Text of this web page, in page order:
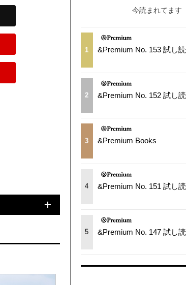
今読まれてます
1 &Premium No. 153 試し
2 &Premium No. 152 試し
3 &Premium Books
4 &Premium No. 151 試し
5 &Premium No. 147 試し